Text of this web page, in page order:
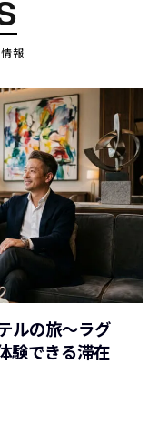
報
ルの旅～ラグ
験できる滞在